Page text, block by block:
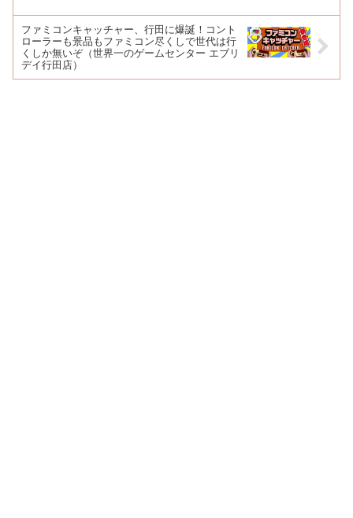
ファミコンキャッチャー、行田に爆誕！コント
ローラーも景品もファミコン尽くしで世代は行
くしか無いぞ（世界一のゲームセンター エブリ
デイ行田店）